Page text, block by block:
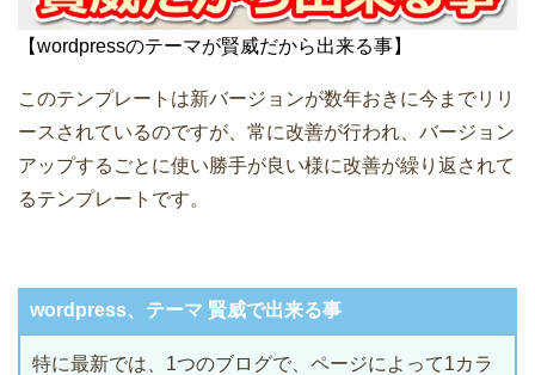
【wordpressのテーマが賢威だから出来る事】
このテンプレートは新バージョンが数年おきに今までリリ
ースされているのですが、常に改善が行われ、バージョン
アップするごとに使い勝手が良い様に改善が繰り返されて
るテンプレートです。
wordpress、テーマ 賢威で出来る事
特に最新では、1つのブログで、ページによって1カラ